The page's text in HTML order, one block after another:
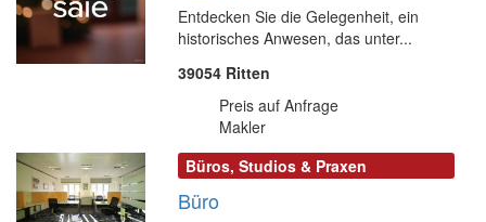
Entdecken Sie die Gelegenheit, ein
historisches Anwesen, das unter...
39054 Ritten
Preis auf Anfrage
Makler
Büros, Studios & Praxen
Büro